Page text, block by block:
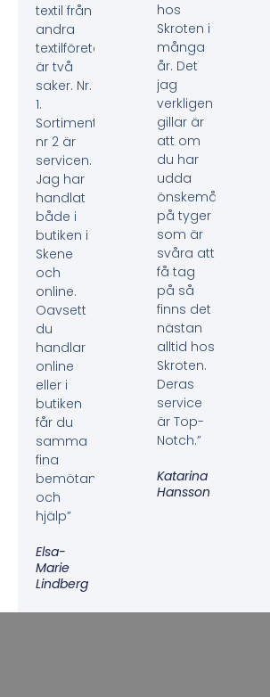
textil från
andra
textilföretag
är två
saker. Nr.
1.
Sortimentet,
nr 2 är
servicen.
Jag har
handlat
både i
butiken i
Skene
och
online.
Oavsett
du
handlar
online
eller i
butiken
får du
samma
fina
bemötande
och
hjälp”
Elsa-
Marie
Lindberg
hos
Skroten i
många
år. Det
jag
verkligen
gillar är
att om
du har
udda
önskemål
på tyger
som är
svåra att
få tag
på så
finns det
nästan
alltid hos
Skroten.
Deras
service
är Top-
Notch.”
Katarina
Hansson